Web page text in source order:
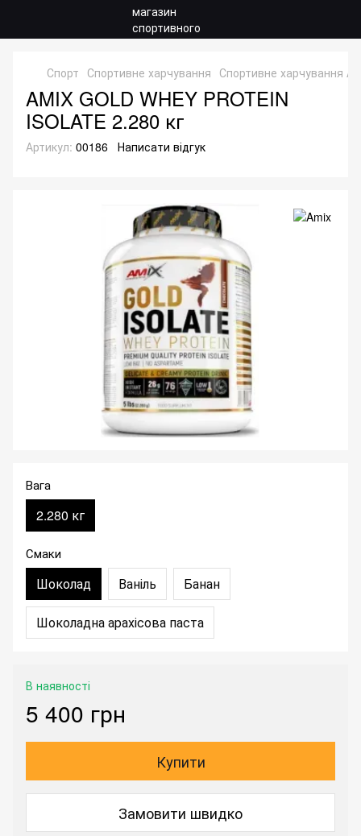
Спорт Спортивне харчування Спортивне харчування
AMIX GOLD WHEY PROTEIN
ISOLATE 2.280 кг
Артикул: 00186 Написати відгук
Вага
2.280 кг
Смаки
Шоколад Ваніль Банан
Шоколадна арахісова паста
В наявності
5 400 грн
Купити
Замовити швидко